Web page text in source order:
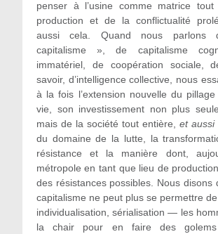
penser à l’usine comme matrice
production et de la conflictualité
aussi cela. Quand nous parlons
capitalisme », de capitalisme
immatériel, de coopération sociale,
savoir, d’intelligence collective, nous
à la fois l’extension nouvelle du
vie, son investissement non plus
mais de la société tout entière,et aussi
du domaine de la lutte, la
résistance et la manière dont,
métropole en tant que lieu de
des résistances possibles. Nous disons
capitalisme ne peut plus se permettre
individualisation, sérialisation — les
la chair pour en faire des